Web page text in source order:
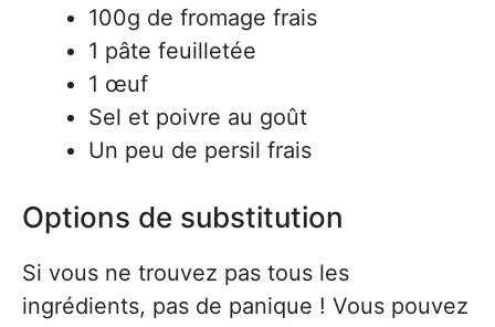
100g de fromage frais
1 pâte feuilletée
1 œuf
Sel et poivre au goût
Un peu de persil frais
Options de substitution
Si vous ne trouvez pas tous les
ingrédients, pas de panique ! Vous pouvez